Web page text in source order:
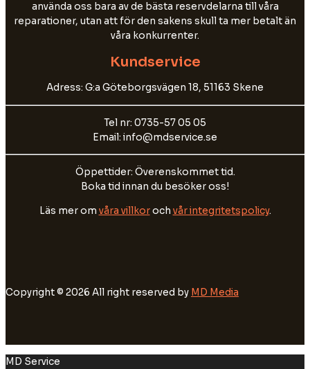
använda oss bara av de bästa reservdelarna till våra
reparationer, utan att för den sakens skull ta mer betalt än
våra konkurrenter.
Kundservice
Adress: G:a Göteborgsvägen 18, 51163 Skene
Tel nr: 0735-57 05 05
Email: info@mdservice.se
Öppettider: Överenskommet tid.
Boka tid innan du besöker oss!
Läs mer om våra villkoroch vår integritetspolicy.
Copyright © 2026 All right reserved by MD Media
MD Service